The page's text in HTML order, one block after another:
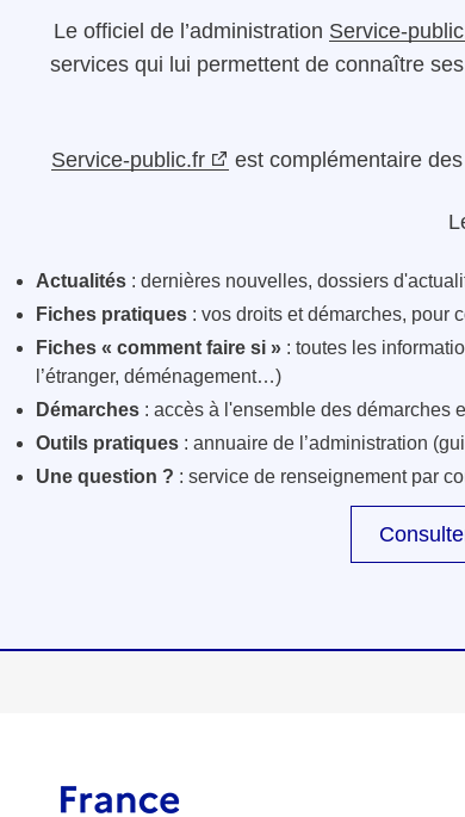
Le officiel de l’administration Service-
services qui lui permettent de connaître
Service-public.fr est complémentaire
Actualités : dernières nouvelles, dossiers
Fiches pratiques : vos droits et démarches, pour
Fiches « comment faire si » : toutes les
l’étranger, déménagement…)
Démarches : accès à l'ensemble des démarches
Outils pratiques : annuaire de l’administration
Une question ? : service de renseignement par